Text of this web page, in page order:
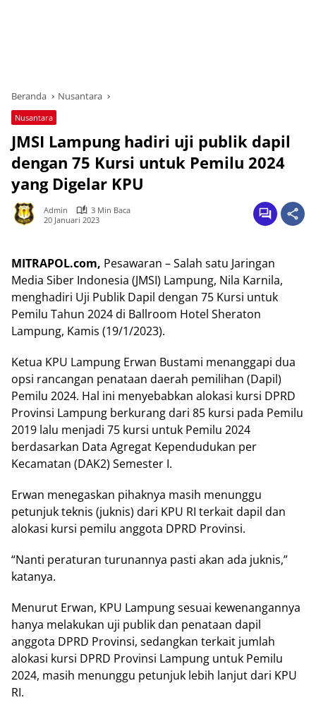
Beranda Nusantara
Nusantara
JMSI Lampung hadiri uji publik dapil
dengan 75 Kursi untuk Pemilu 2024
yang Digelar KPU
Admin
3 Min Baca
20 Januari 2023
MITRAPOL.com, Pesawaran – Salah satu Jaringan
Media Siber Indonesia (JMSI) Lampung, Nila Karnila,
menghadiri Uji Publik Dapil dengan 75 Kursi untuk
Pemilu Tahun 2024 di Ballroom Hotel Sheraton
Lampung, Kamis (19/1/2023).
Ketua KPU Lampung Erwan Bustami menanggapi dua
opsi rancangan penataan daerah pemilihan (Dapil)
Pemilu 2024. Hal ini menyebabkan alokasi kursi DPRD
Provinsi Lampung berkurang dari 85 kursi pada Pemilu
2019 lalu menjadi 75 kursi untuk Pemilu 2024
berdasarkan Data Agregat Kependudukan per
Kecamatan (DAK2) Semester I.
Erwan menegaskan pihaknya masih menunggu
petunjuk teknis (juknis) dari KPU RI terkait dapil dan
alokasi kursi pemilu anggota DPRD Provinsi.
“Nanti peraturan turunannya pasti akan ada juknis,”
katanya.
Menurut Erwan, KPU Lampung sesuai kewenangannya
hanya melakukan uji publik dan penataan dapil
anggota DPRD Provinsi, sedangkan terkait jumlah
alokasi kursi DPRD Provinsi Lampung untuk Pemilu
2024, masih menunggu petunjuk lebih lanjut dari KPU
RI.